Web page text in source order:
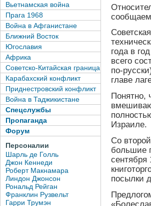
Вьетнамская война
Прага 1968
Война в Афганистане
Ближний Восток
Югославия
Африка
Советско-Китайская граница
Карабахский конфликт
Приднестровский конфликт
Война в Таджикистане
Спецслужбы
Пропаганда
Форум
Персоналии
Шарль де Голль
Джон Кеннеди
Роберт Макнамара
Линдон Джонсон
Рональд Рейган
Франклин Рузвельт
Гарри Трумэн
года в
всего
по-
главе
Понятно,
Израиле.
Со
большие
сентября
посылки